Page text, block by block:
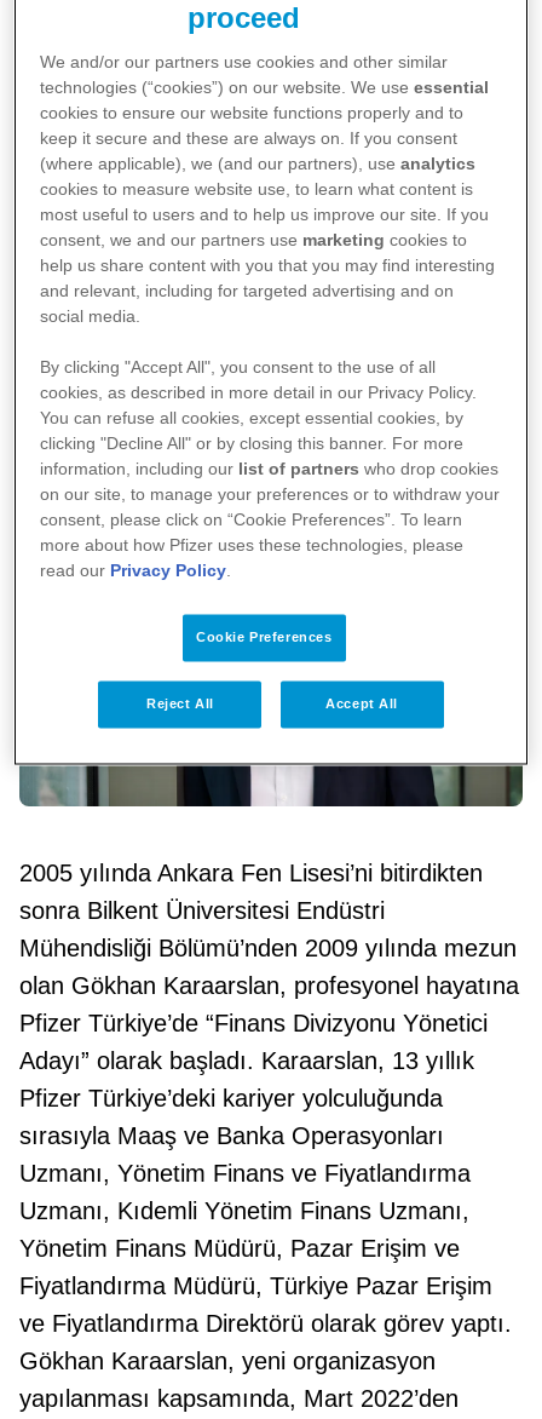
Pfizer ailesinin 14 yıllık bir üyesi olan Gökhan
İmmünoloji ve Hastane Kategori Lideri olarak
atandı.
2005 yılında Ankara Fen Lisesi’ni bitirdikten
sonra Bilkent Üniversitesi Endüstri
Mühendisliği Bölümü’nden 2009 yılında mezun
olan Gökhan Karaarslan, profesyonel hayatına
Pfizer Türkiye’de “Finans Divizyonu Yönetici
Adayı” olarak başladı. Karaarslan, 13 yıllık
Pfizer Türkiye’deki kariyer yolculuğunda
sırasıyla Maaş ve Banka Operasyonları
Uzmanı, Yönetim Finans ve Fiyatlandırma
Uzmanı, Kıdemli Yönetim Finans Uzmanı,
Yönetim Finans Müdürü, Pazar Erişim ve
Fiyatlandırma Müdürü, Türkiye Pazar Erişim
ve Fiyatlandırma Direktörü olarak görev yaptı.
Gökhan Karaarslan, yeni organizasyon
yapılanması kapsamında, Mart 2022’den
proceed
We and/or our partners use cookies and other similar
technologies (“cookies”) on our website. We useessential
cookies to ensure our website functions properly and to
keep it secure and these are always on. If you consent
(where applicable), we (and our partners), useanalytics
cookies to measure website use, to learn what content is
most useful to users and to help us improve our site. If you
consent, we and our partners use marketing cookies to
help us share content with you that you may find interesting
and relevant, including for targeted advertising and on
social media.
By clicking "Accept All", you consent to the use of all
cookies, as described in more detail in our Privacy Policy.
You can refuse all cookies, except essential cookies, by
clicking "Decline All" or by closing this banner. For more
information, including our list of partners who drop cookies
on our site, to manage your preferences or to withdraw your
consent, please click on “Cookie Preferences”. To learn
more about how Pfizer uses these technologies, please
read our Privacy Policy.
Cookie Preferences
Reject All Accept All